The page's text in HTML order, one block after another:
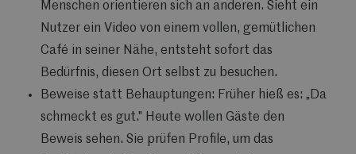
Menschen orientieren sich an anderen. Sieht ein
Nutzer ein Video von einem vollen, gemütlichen
Café in seiner Nähe, entsteht sofort das
Bedürfnis, diesen Ort selbst zu besuchen.
Beweise statt Behauptungen: Früher hieß es: „Da
schmeckt es gut." Heute wollen Gäste den
Beweis sehen. Sie prüfen Profile, um das